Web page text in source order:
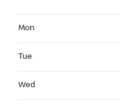
Mon
Tue
Wed